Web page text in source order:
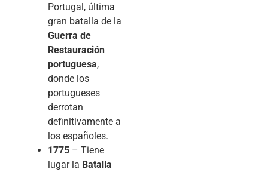
Portugal, última
gran batalla de la
Guerra de
Restauración
portuguesa,
donde los
portugueses
derrotan
definitivamente a
los españoles.
1775 – Tiene
lugar la Batalla